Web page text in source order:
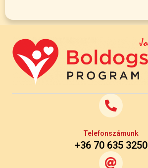
Telefonszámunk
+36 70 635 3250